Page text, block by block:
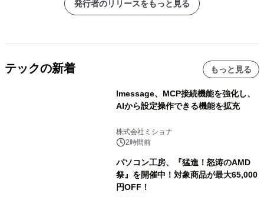
発行者のリリースをもっと見る
テックの新着 もっと見る
lmessage、MCP接続機能を強化し、
AIから設定操作できる機能を拡充
株式会社ミショナ
2時間前
パソコン工房、『猛進！怒涛のAMD
祭』を開催中！対象商品が最大65,000
円OFF！